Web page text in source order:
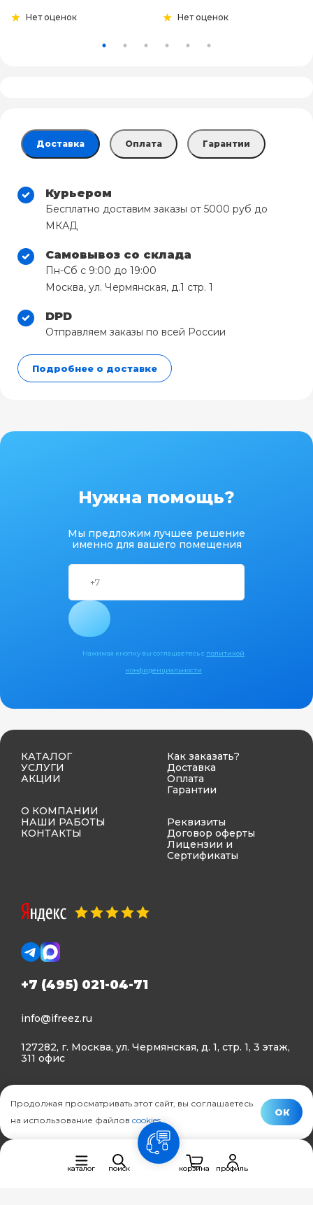
Нет оценок Нет оценок
Доставка Оплата Гарантии
Курьером
Бесплатно доставим заказы от 5000 руб до
МКАД
Самовывоз со склада
Пн-Сб с 9:00 до 19:00
Москва, ул. Чермянская, д.1 стр. 1
DPD
Отправляем заказы по всей России
Подробнее о доставке
Нужна помощь?
Мы предложим лучшее решение
именно для вашего помещения
Нажимая кнопку вы соглашаетесь с политикой
конфиденциальности
КАТАЛОГ
УСЛУГИ
АКЦИИ
О КОМПАНИИ
НАШИ РАБОТЫ
КОНТАКТЫ
Как заказать?
Доставка
Оплата
Гарантии
Реквизиты
Договор оферты
Лицензии и
Сертификаты
+7 (495) 021-04-71
info@ifreez.ru
127282, г. Москва, ул. Чермянская, д. 1, стр. 1, 3 этаж,
311 офис
Политика конфиденциальности
© Ifreez - продажа и установка климатической техники,
каталог поиск
связь
корзина
профиль
Продолжая просматривать этот сайт, вы соглашаетесь
на использование файлов cookies.
ОК